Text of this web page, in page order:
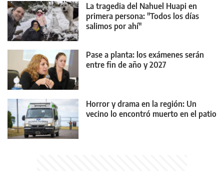
La tragedia del Nahuel Huapi en
primera persona: "Todos los días
salimos por ahí"
Pase a planta: los exámenes serán
entre fin de año y 2027
Horror y drama en la región: Un
vecino lo encontró muerto en el patio